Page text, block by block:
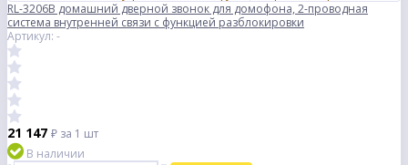
RL-3206B домашний дверной звонок для домофона, 2-проводная
система внутренней связи с функцией разблокировки
Артикул: -
21 147 ₽ за 1 шт
В наличии